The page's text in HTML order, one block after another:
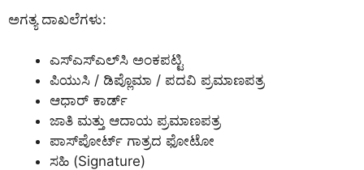
ಅಗತ್ಯ ದಾಖಲೆಗಳು:
ಎಸ್‌ಎಸ್‌ಎಲ್‌ಸಿ ಅಂಕಪಟ್ಟಿ
ಪಿಯುಸಿ / ಡಿಪ್ಲೊಮಾ / ಪದವಿ ಪ್ರಮಾಣಪತ್ರ
ಆಧಾರ್ ಕಾರ್ಡ್
ಜಾತಿ ಮತ್ತು ಆದಾಯ ಪ್ರಮಾಣಪತ್ರ
ಪಾಸ್‌ಪೋರ್ಟ್ ಗಾತ್ರದ ಫೋಟೋ
ಸಹಿ (Signature)